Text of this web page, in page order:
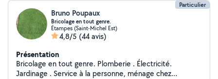
Particulier
Bruno Poupaux
Bricolage en tout genre.
Étampes (Saint-Michel Est)
4,8/5 (44 avis)
Présentation
Bricolage en tout genre. Plomberie . Électricité.
Jardinage . Service à la personne, ménage chez